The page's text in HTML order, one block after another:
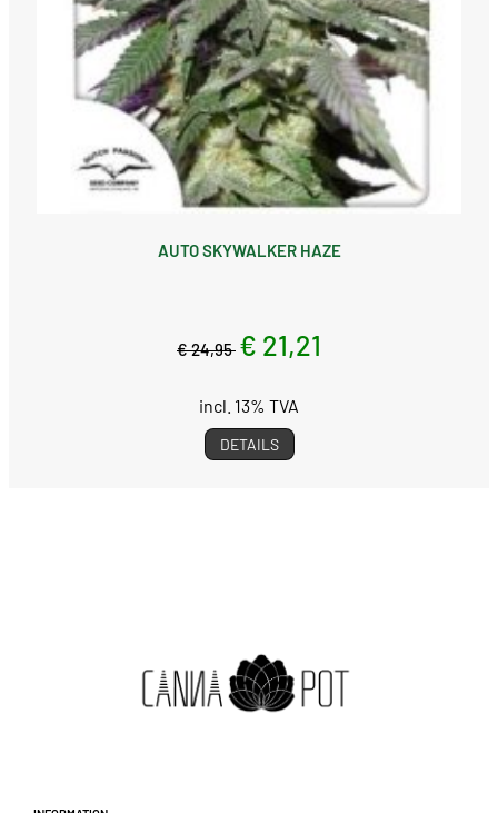
AUTO SKYWALKER HAZE
€ 24,95 € 21,21
incl. 13% TVA
DETAILS